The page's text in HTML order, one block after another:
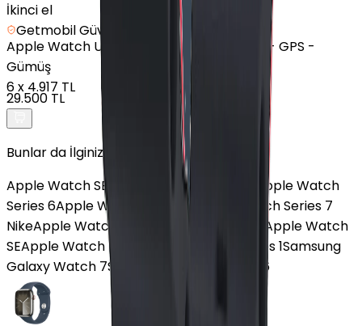
İkinci el
Getmobil Güvencesi
AppleWatch Ultra 2 - Titanyum - 49mm - GPS -
Gümüş
6x 4.917 TL
29.500 TL
Bunlar da İlginizi Çekebilir
Apple Watch SE 2
Apple Watch Series 8
Apple Watch
Series 6Apple Watch Series 10
Apple Watch Series 7
NikeApple Watch SE 3
Apple Watch
SEApple Watch Ultra 2 Apple Watch Series 1Samsung
Galaxy Watch 7Samsung Galaxy Watch 6